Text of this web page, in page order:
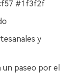
#1f3f2f
y
paseo por el